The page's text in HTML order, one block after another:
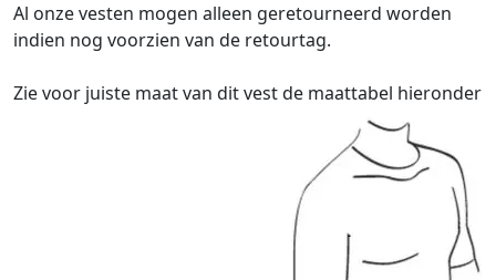
Al onze vesten mogen alleen geretourneerd worden
indien nog voorzien van de retourtag.
Zie voor juiste maat van dit vest de maattabel hieronder